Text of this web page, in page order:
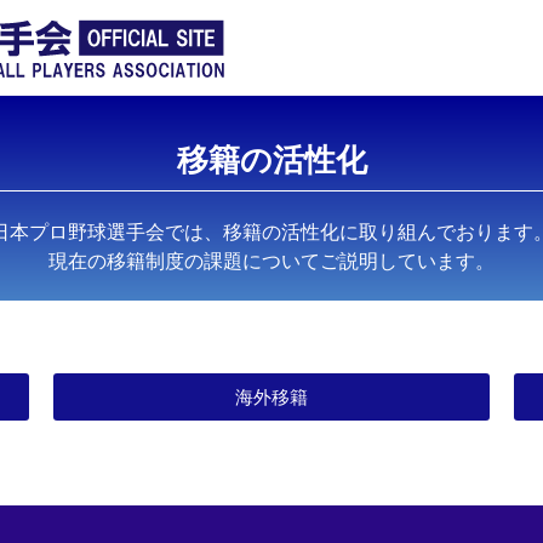
移籍の活性化
本プロ野球選手会では、移籍の活性化に取り組んでおります。
現在の移籍制度の課題についてご説明しています。
海外移籍